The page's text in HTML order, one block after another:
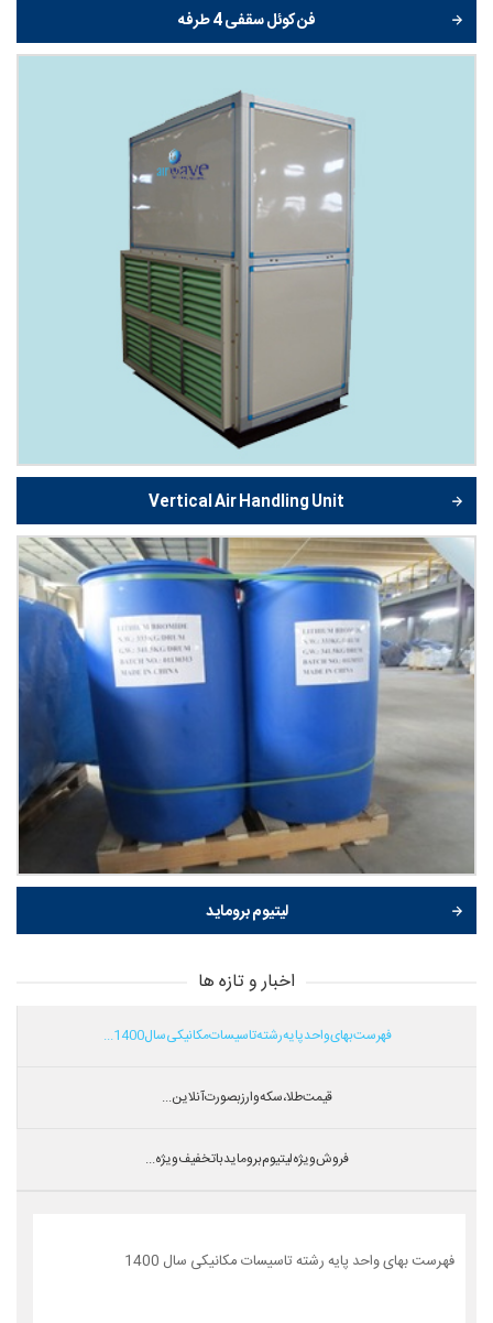
فن کوئل سقفی 4 طرفه
Vertical Air Handling Unit
لیتیوم بروماید
اخبار و تازه ها
فهرست بهای واحد پایه رشته تاسیسات مکانیکی سال 1400...
قیمت طلا،سکه و ارز بصورت آنلاین...
فروش ویژه لیتیوم بروماید با تخفیف ویژه...
فهرست بهای واحد پایه رشته تاسیسات مکانیکی سال 1400